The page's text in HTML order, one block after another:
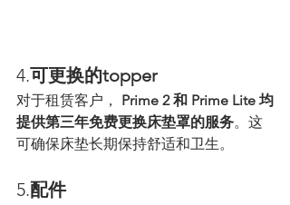
4.可更换的topper
对于租赁客户， Prime 2 和 Prime Lite 均
提供第三年免费更换床垫罩的服务。这
可确保床垫长期保持舒适和卫生。
5.配件